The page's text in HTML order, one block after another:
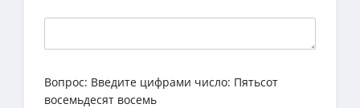
Вопрос: Введите цифрами число: Пятьсот
восемьдесят восемь